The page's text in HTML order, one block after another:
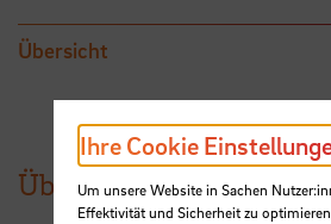
Übersicht
Übersicht
Ihre Cookie
Um unsere Website in Sachen
Effektivität und Sicherheit zu